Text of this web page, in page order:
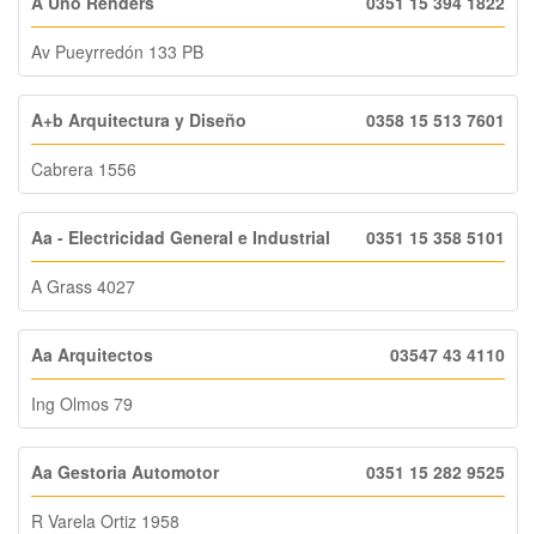
Av Pueyrredón 133 PB
A+b Arquitectura y Diseño 0358 15 513 7601
Cabrera 1556
Aa - Electricidad General e Industrial 0351 15 358 5101
A Grass 4027
Aa Arquitectos 03547 43 4110
Ing Olmos 79
Aa Gestoria Automotor 0351 15 282 9525
R Varela Ortiz 1958